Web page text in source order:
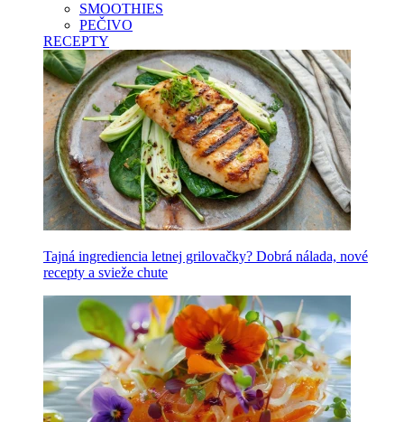
SMOOTHIES
PEČIVO
RECEPTY
Tajná ingrediencia letnej grilovačky? Dobrá nálada, nové
recepty a svieže chute